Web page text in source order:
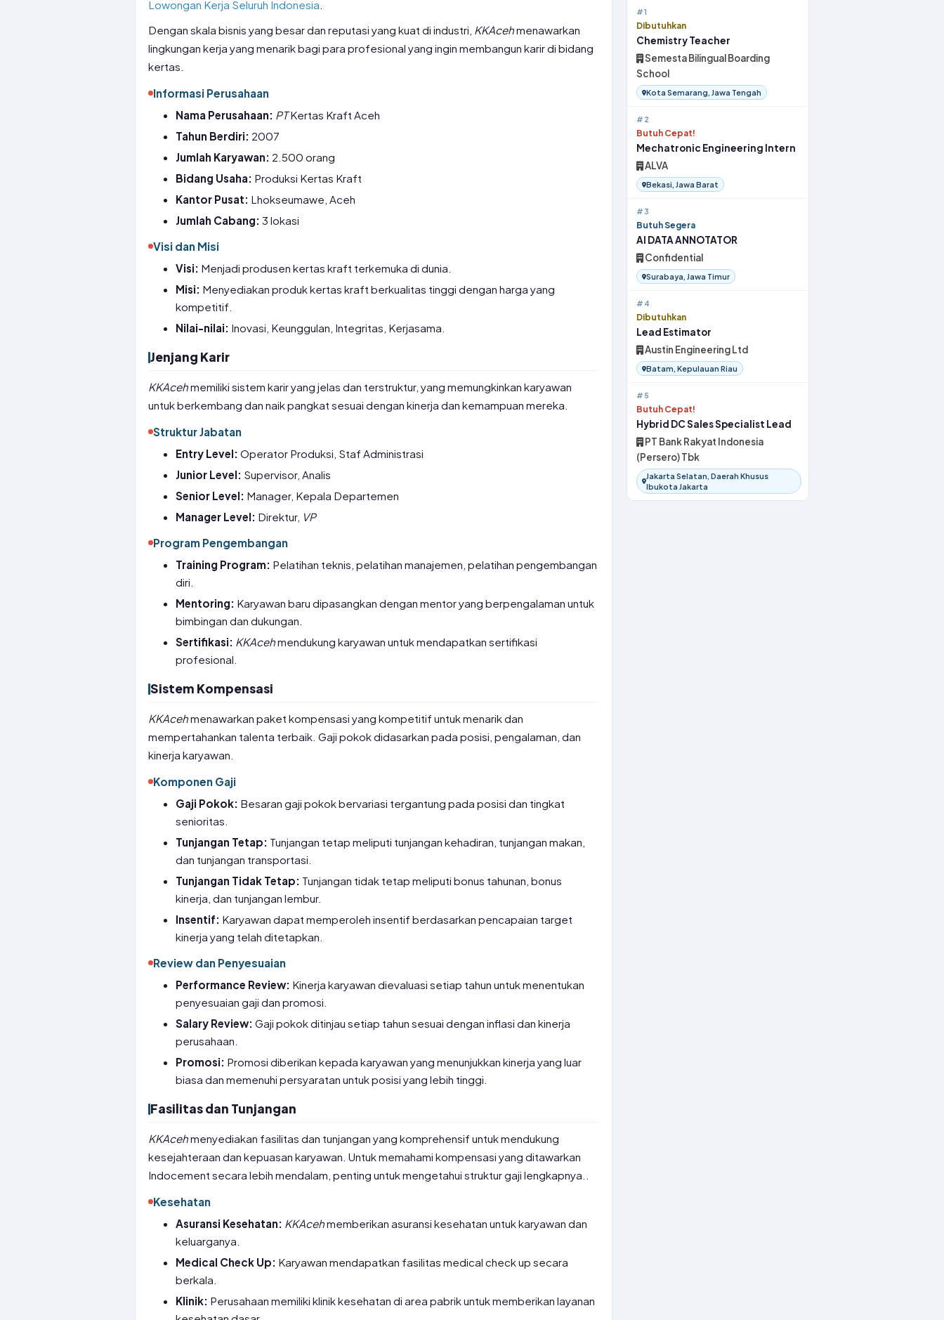
Lowongan Kerja Seluruh Indonesia
Dengan skala bisnis yang besar dan reputasi yang kuat di industri, KKAcehmenawarkan
lingkungan kerja yang menarik bagi para profesional yang ingin membangun karir di bidang
kertas.
Informasi Perusahaan
Nama Perusahaan: PTKertas Kraft Aceh
Tahun Berdiri: 2007
Jumlah Karyawan: 2.500 orang
Bidang Usaha: Produksi Kertas Kraft
Kantor Pusat: Lhokseumawe, Aceh
Jumlah Cabang: 3 lokasi
Visi dan Misi
Visi: Menjadi produsen kertas kraft terkemuka di dunia.
Misi: Menyediakan produk kertas kraft berkualitas tinggi dengan harga yang
kompetitif.
Nilai-nilai: Inovasi, Keunggulan, Integritas, Kerjasama.
Jenjang Karir
KKAcehmemiliki sistem karir yang jelas dan terstruktur, yang memungkinkan karyawan
untuk berkembang dan naik pangkat sesuai dengan kinerja dan kemampuan mereka.
Struktur Jabatan
Entry Level: Operator Produksi, Staf Administrasi
Junior Level: Supervisor, Analis
Senior Level: Manager, Kepala Departemen
Manager Level: Direktur, VP
Program Pengembangan
Training Program: Pelatihan teknis, pelatihan manajemen, pelatihan pengembangan
diri.
Mentoring: Karyawan baru dipasangkan dengan mentor yang berpengalaman untuk
bimbingan dan dukungan.
Sertifikasi: KKAcehmendukung karyawan untuk mendapatkan sertifikasi
profesional.
Sistem Kompensasi
KKAcehmenawarkan paket kompensasi yang kompetitif untuk menarik dan
mempertahankan talenta terbaik. Gaji pokok didasarkan pada posisi, pengalaman, dan
kinerja karyawan.
Komponen Gaji
Gaji Pokok: Besaran gaji pokok bervariasi tergantung pada posisi dan tingkat
senioritas.
Tunjangan Tetap: Tunjangan tetap meliputi tunjangan kehadiran, tunjangan makan,
dan tunjangan transportasi.
Tunjangan Tidak Tetap: Tunjangan tidak tetap meliputi bonus tahunan, bonus
kinerja, dan tunjangan lembur.
Insentif: Karyawan dapat memperoleh insentif berdasarkan pencapaian target
kinerja yang telah ditetapkan.
Review dan Penyesuaian
Performance Review: Kinerja karyawan dievaluasi setiap tahun untuk menentukan
penyesuaian gaji dan promosi.
Salary Review: Gaji pokok ditinjau setiap tahun sesuai dengan inflasi dan kinerja
perusahaan.
Promosi: Promosi diberikan kepada karyawan yang menunjukkan kinerja yang luar
biasa dan memenuhi persyaratan untuk posisi yang lebih tinggi.
Fasilitas dan Tunjangan
KKAcehmenyediakan fasilitas dan tunjangan yang komprehensif untuk mendukung
kesejahteraan dan kepuasan karyawan. Untuk memahami kompensasi yang ditawarkan
Indocement secara lebih mendalam, penting untuk mengetahui struktur gaji lengkapnya..
Kesehatan
Asuransi Kesehatan: KKAcehmemberikan asuransi kesehatan untuk karyawan dan
keluarganya.
Medical Check Up: Karyawan mendapatkan fasilitas medical check up secara
berkala.
Klinik: Perusahaan memiliki klinik kesehatan di area pabrik untuk memberikan layanan
#1
Dibutuhkan
Chemistry Teacher
Semesta Bilingual Boarding
School
Kota Semarang, Jawa Tengah
#2
Butuh Cepat!
Mechatronic Engineering Intern
ALVA
Bekasi, Jawa Barat
#3
Butuh Segera
AI DATA ANNOTATOR
Confidential
Surabaya, Jawa Timur
#4
Dibutuhkan
Lead Estimator
Austin Engineering Ltd
Batam, Kepulauan Riau
#5
Butuh Cepat!
Hybrid DC Sales Specialist Lead
PT Bank Rakyat Indonesia
(Persero) Tbk
Jakarta Selatan, Daerah Khusus
Ibukota Jakarta